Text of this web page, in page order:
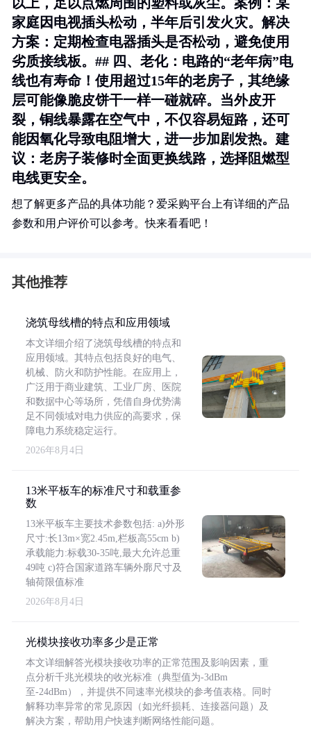
家庭因电视插头松动，半年后引发火灾。解决
方案：定期检查电器插头是否松动，避免使用
劣质接线板。## 四、老化：电路的“老年病”电
线也有寿命！使用超过15年的老房子，其绝缘
层可能像脆皮饼干一样一碰就碎。当外皮开
裂，铜线暴露在空气中，不仅容易短路，还可
能因氧化导致电阻增大，进一步加剧发热。建
议：老房子装修时全面更换线路，选择阻燃型
电线更安全。
想了解更多产品的具体功能？爱采购平台上有详细的产品
参数和用户评价可以参考。快来看看吧！
其他推荐
浇筑母线槽的特点和应用领域
本文详细介绍了浇筑母线槽的特点和
应用领域。其特点包括良好的电气、
机械、防火和防护性能。在应用上，
广泛用于商业建筑、工业厂房、医院
和数据中心等场所，凭借自身优势满
足不同领域对电力供应的高要求，保
障电力系统稳定运行。
2026年8月4日
13米平板车的标准尺寸和载重参
数
13米平板车主要技术参数包括: a)外形
尺寸:长13m×宽2.45m,栏板高55cm b)
承载能力:标载30-35吨,最大允许总重
49吨 c)符合国家道路车辆外廓尺寸及
轴荷限值标准
2026年8月4日
光模块接收功率多少是正常
本文详细解答光模块接收功率的正常范围及影响因素，重
点分析千兆光模块的收光标准（典型值为-3dBm
至-24dBm），并提供不同速率光模块的参考值表格。同时
解释功率异常的常见原因（如光纤损耗、连接器问题）及
解决方案，帮助用户快速判断网络性能问题。